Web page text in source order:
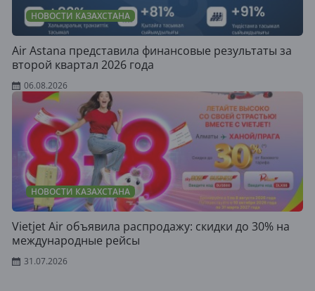
НОВОСТИ КАЗАХСТАНА
Air Astana представила финансовые результаты за
второй квартал 2026 года
06.08.2026
НОВОСТИ КАЗАХСТАНА
Vietjet Air объявила распродажу: скидки до 30% на
международные рейсы
31.07.2026